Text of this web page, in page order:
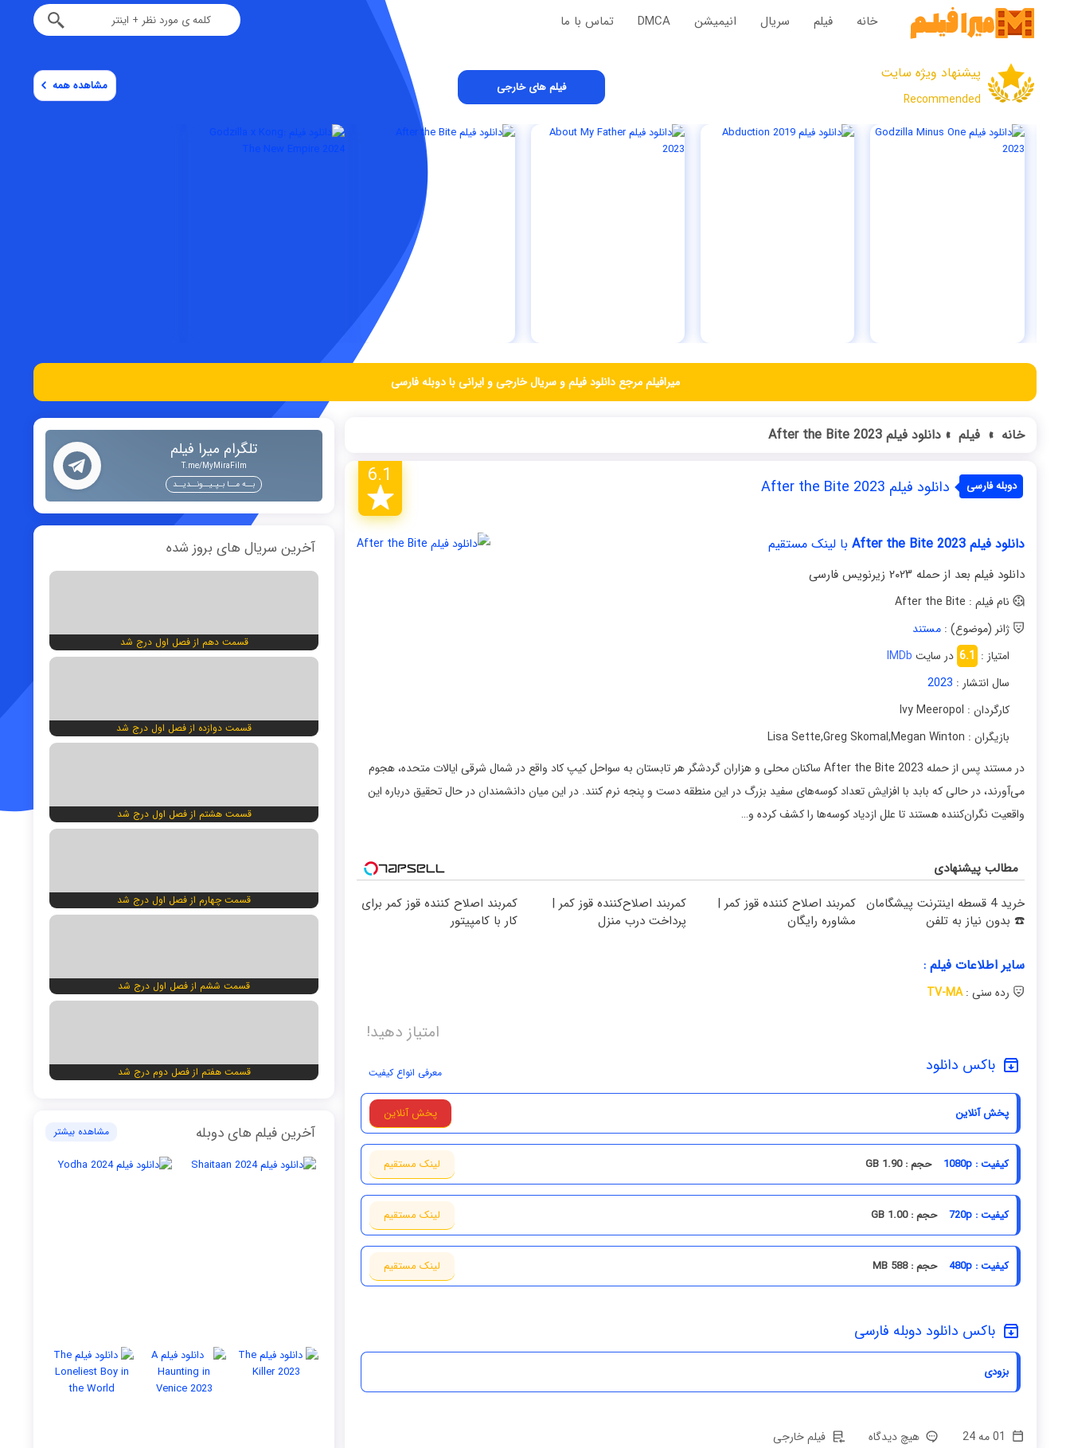
خانه فیلم‌ سریال‌ انیمیشن DMCA تماس با ما
پیشنهاد ویژه سایت
Recommended
مشاهده همه فیلم های خارجی
میرافیلم مرجع دانلود فیلم و سریال خارجی و ایرانی با دوبله فارسی
خانه » فیلم » دانلود فیلم After the Bite 2023
دوبله فارسی دانلود فیلم After the Bite 2023 6.1
دانلود فیلم After the Bite 2023 با لینک مستقیم
دانلود فیلم بعد از حمله ۲۰۲۳ زیرنویس فارسی
نام فیلم : After the Bite
ژانر (موضوع) : مستند
امتیاز : 6.1 در سایت IMDb
سال انتشار : 2023
کارگردان : Ivy Meeropol
بازیگران : Lisa Sette
,Greg Skomal,Megan Winton
در مستند پس از حمله After the Bite 2023 ساکنان محلی و هزاران گردشگر هر تابستان به سواحل کیپ کاد واقع در شمال شرقی ایالات متحده، هجوم
می‌آورند، در حالی که بابد با افزایش تعداد کوسه‌های سفید بزرگ در این منطقه دست و پنجه نرم کنند. در این میان دانشمندان در حال تحقیق درباره این
واقعیت نگران‌کننده هستند تا علل ازدیاد کوسه‌ها را کشف کرده و…
مطالب پیشنهادی
خرید 4 قسطه اینترنت پیشگامان
☎️ بدون نیاز به تلفن
کمربند اصلاح کننده قوز کمر |
مشاوره رایگان
کمربند اصلاح‌کننده قوز کمر |
پرداخت درب منزل
کمربند اصلاح کننده قوز کمر برای
کار با کامپیتور
سایر اطلاعات فیلم :
رده سنی :TV-MA
امتیاز دهید!
باکس دانلود معرفی انواع کیفیت
پخش آنلاین پخش آنلاین
کیفیت : 1080p حجم : 1.90 GB لینک مستقیم
کیفیت : 720p حجم : 1.00 GB لینک مستقیم
کیفیت : 480p حجم : 588 MB لینک مستقیم
باکس دانلود دوبله فارسی
بزودی
هیچ دیدگاه فیلم خارجی
تلگرام میرا فیلم
T.me/MyMiraFilm
بــه مــا بـپـیــونــدیــد
آخرین سریال های بروز شده
قسمت دهم از فصل اول درج شد
قسمت دوازده از فصل اول درج شد
قسمت هشتم از فصل اول درج شد
قسمت چهارم از فصل اول درج شد
قسمت ششم از فصل اول درج شد
قسمت هفتم از فصل دوم درج شد
مشاهده بیشتر آخرین فیلم های دوبله